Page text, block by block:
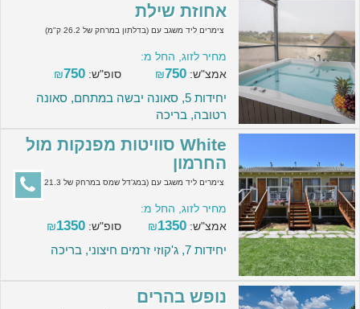
אחוזת שילת
צימרים ליד משגב עם (בדלתון במרחק של 26.2 ק"מ)
מחיר לזוג, החל מ:
אמצ"ש:
₪750 סופ"ש: ₪750
יחידות 5, סאונה יבשה במתחם, סאונה
רטובה, בריכה
White סוויטות מפנקות מול
החרמון
צימרים ליד משגב עם (במג'דל שמס במרחק של 21.3 ק"מ)
מחיר לזוג, החל מ:
אמצ"ש:
₪1350 סופ"ש: ₪1350
יחידות 7, ג'קוזי זרמים חיצוני, בריכה
נופש בהרים